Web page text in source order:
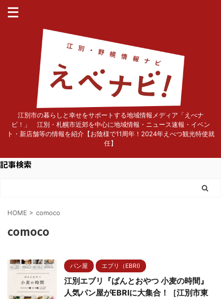
江別市の暮らしと幸せをサポートする地域情報メディア「えべナ
ビ！」 江別・札幌市近郊を中心に地域情報・ニュース速報・イベン
ト・新店舗等の情報を紹介【お陰様で11周年！2024年えべつ観光特使就
任】
記事検索
HOME > comoco
comoco
パン屋 エブリ（EBRI)
江別エブリ『ぱんとおやつ 小麦の時間』
人気パン屋がEBRIに大集合！［江別市東